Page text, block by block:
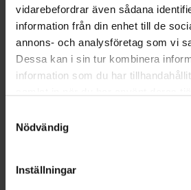
vidarebefordrar även sådana
information från din enhet till de
annons- och analysföretag som vi
Dessa kan i sin tur kombinera
information som du har
Nödvändig
Inställningar
Morakniv Kansbol